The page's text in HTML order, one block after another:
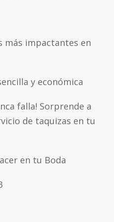
más impactantes en
y económica
falla! Sorprende a
de taquizas en tu
en tu Boda